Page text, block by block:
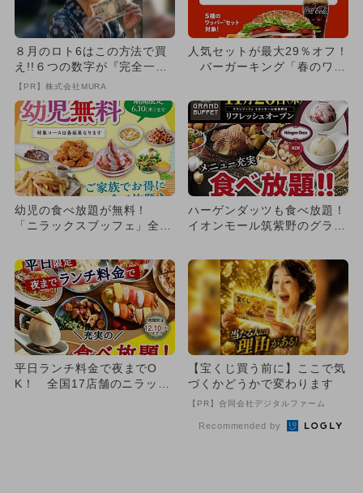
８月のロト6はこの方法で買
え!!６つの数字が『完全一
致』する方法
【PR】株式会社MURA
人気セットが最大29％オフ！
バーガーキング「春のワッ
幼児の食べ放題が無料！
「ニラックスブッフェ」全国
ハーゲンダッツも食べ放題！
イオンモール筑紫野のグラン
平日ランチ料金で夜までO
K！ 全国17店舗のニラック
【宝くじ買う前に】ここで気
づくかどうかで変わります
【PR】合同会社デジタルファーム
Recommended by